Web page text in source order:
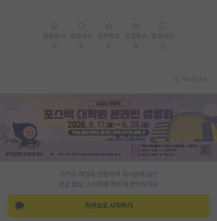
카카오 계정과 연동하여 게시글에 달린
댓글 알람, 소식등을 빠르게 받아보세요
카카오로 시작하기